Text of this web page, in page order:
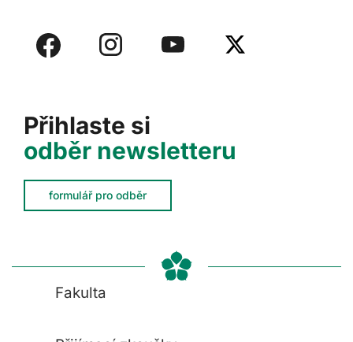
Přihlaste si
odběr newsletteru
formulář pro odběr
Fakulta